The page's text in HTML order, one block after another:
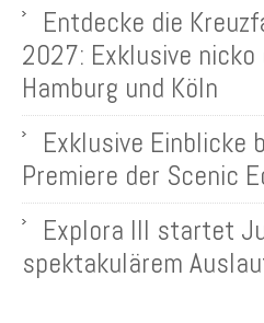
Entdecke die
2027: Exklusive
Hamburg und Köln
Exklusive Einblicke
Premiere der Scenic
Explora III startet
spektakulärem